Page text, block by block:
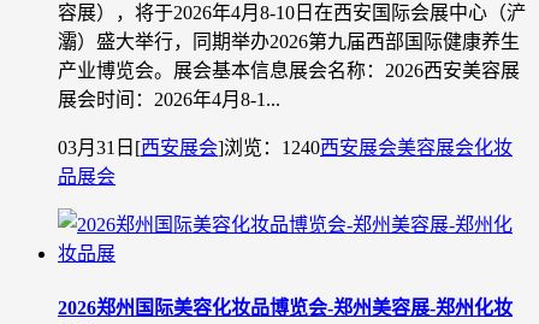
容展），将于2026年4月8-10日在西安国际会展中心（浐
灞）盛大举行，同期举办2026第九届西部国际健康养生
产业博览会。展会基本信息展会名称：2026西安美容展
展会时间：2026年4月8-1...
03月31日 [西安展会]浏览：1240西安展会美容展会化妆
品展会
2026郑州国际美容化妆品博览会-郑州美容展-郑州化妆